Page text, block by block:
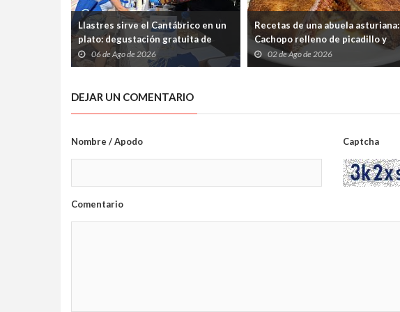
Llastres sirve el Cantábrico en un
plato: degustación gratuita de
merluza a la sidra en el Mercáu
Marineru
06 de Ago de 2026
Recetas de una abuela asturiana:
Cachopo relleno de picadillo y
Cabrales (para comer y quedar en
silencio)
02 de Ago de 2026
DEJAR UN COMENTARIO
Nombre / Apodo Captcha
Comentario